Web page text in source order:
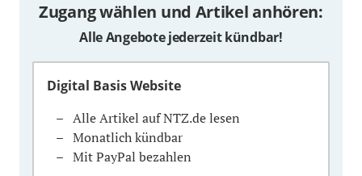
Zugang wählen und Artikel anhören:
Alle Angebote jederzeit kündbar!
Digital Basis Website
Alle Artikel auf NTZ.de lesen
Monatlich kündbar
Mit PayPal bezahlen